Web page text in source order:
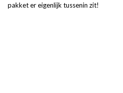
pakket er eigenlijk tussenin zit!